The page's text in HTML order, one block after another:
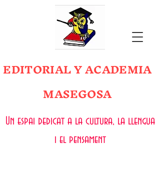
EDITORIAL Y ACADEMIA
MASEGOSA
Un espai dedicat a la cultura, la llengua
i el pensament